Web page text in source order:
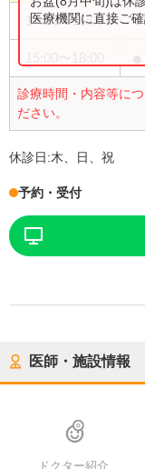
14:30〜16:00
診療時間・内容等に
ださい。
医療機関に直接ご確
休診日:木、日、祝
予約・受付
医師・施設情報
ドクター紹介